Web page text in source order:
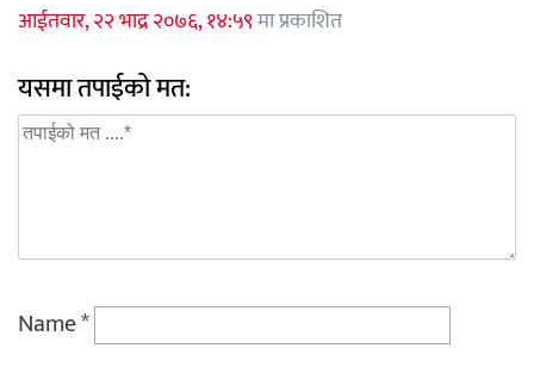
आईतवार, २२ भाद्र २०७६, १४:५९मा प्रकाशित
यसमा तपाईको मत:
Name*